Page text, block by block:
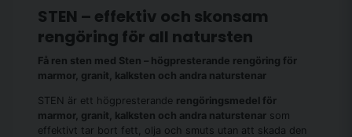
STEN – effektiv och skonsam
rengöring för all natursten
Få ren sten med Sten – högpresterande rengöring för
marmor, granit, kalksten och andra naturstenar
STEN är ett högpresterande rengöringsmedel för
marmor, granit, kalksten och andra naturstenar som
effektivt tar bort fett, olja och smuts utan att skada den